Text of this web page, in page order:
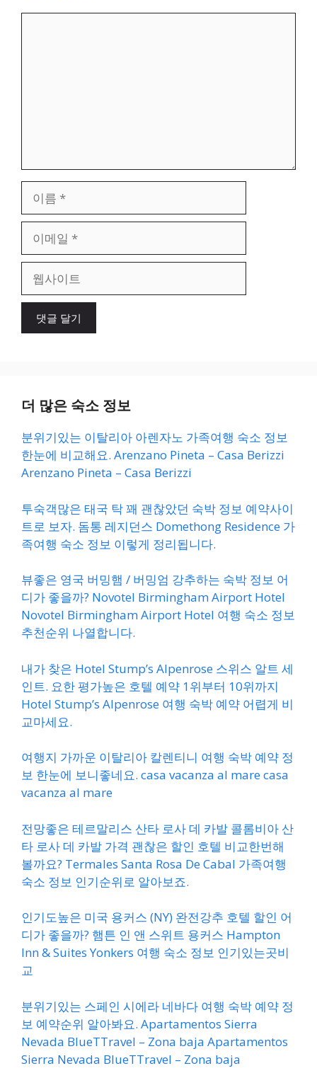
일
이
더 많은 숙소 정보
분위기있는 이탈리아 아렌자노 가족여행 숙소 정보
한눈에 비교해요. Arenzano Pineta – Casa Berizzi
Arenzano Pineta – Casa Berizzi
투숙객많은 태국 탁 꽤 괜찮았던 숙박 정보 예약사이
트로 보자. 돔통 레지던스 Domethong Residence 가
족여행 숙소 정보 이렇게 정리됩니다.
뷰좋은 영국 버밍햄 / 버밍엄 강추하는 숙박 정보 어
디가 좋을까? Novotel Birmingham Airport Hotel
Novotel Birmingham Airport Hotel 여행 숙소 정보
추천순위 나열합니다.
내가 찾은 Hotel Stump’s Alpenrose 스위스 알트 세
인트. 요한 평가높은 호텔 예약 1위부터 10위까지
Hotel Stump’s Alpenrose 여행 숙박 예약 어렵게 비
교마세요.
여행지 가까운 이탈리아 칼렌티니 여행 숙박 예약 정
보 한눈에 보니좋네요. casa vacanza al mare casa
vacanza al mare
전망좋은 테르말리스 산타 로사 데 카발 콜롬비아 산
타 로사 데 카발 가격 괜찮은 할인 호텔 비교한번해
볼까요? Termales Santa Rosa De Cabal 가족여행
숙소 정보 인기순위로 알아보죠.
인기도높은 미국 용커스 (NY) 완전강추 호텔 할인 어
디가 좋을까? 햄튼 인 앤 스위트 용커스 Hampton
Inn & Suites Yonkers 여행 숙소 정보 인기있는곳비
교
분위기있는 스페인 시에라 네바다 여행 숙박 예약 정
보 예약순위 알아봐요. Apartamentos Sierra
Nevada BlueTTravel – Zona baja Apartamentos
Sierra Nevada BlueTTravel – Zona baja